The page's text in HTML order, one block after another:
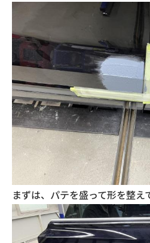
まずは、パテを盛って形を整え